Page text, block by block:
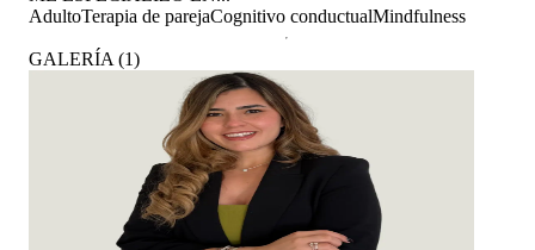
AdultoTerapia de parejaCognitivo conductualMindfulness
GALERÍA (1)